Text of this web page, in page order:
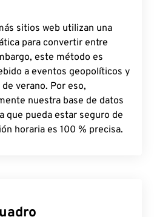
sitios web utilizan una
para convertir entre
este método es
a eventos geopolíticos y
verano. Por eso,
nuestra base de datos
que pueda estar seguro de
horaria es 100 % precisa.